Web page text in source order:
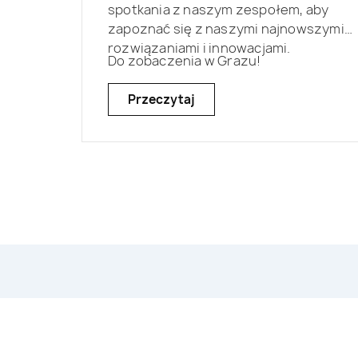
spotkania z naszym zespołem, aby
zapoznać się z naszymi najnowszymi
rozwiązaniami i innowacjami.
Do zobaczenia w Grazu!
Przeczytaj